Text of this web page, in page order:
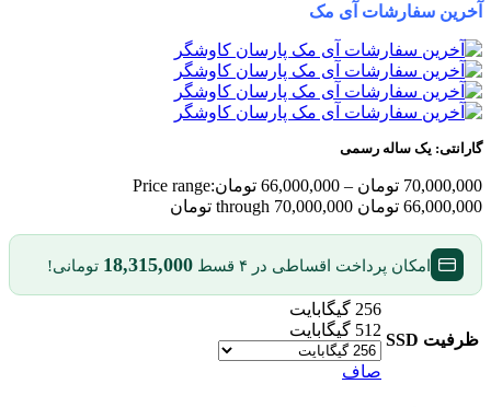
آخرین سفارشات آی مک
گارانتی: یک ساله رسمی
70,000,000 تومان –
66,000,000 تومانPrice range:
66,000,000 تومان through 70,000,000 تومان
امکان پرداخت اقساطی در ۴ قسط 18,315,000 تومانی!
ظرفیت SSD
256 گیگابایت
512 گیگابایت
صاف